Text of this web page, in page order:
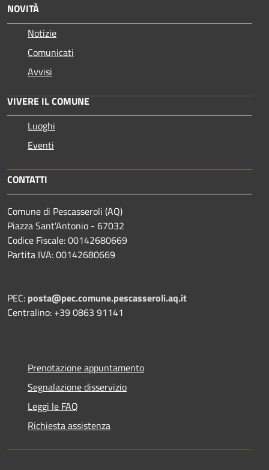
NOVITÀ
Notizie
Comunicati
Avvisi
VIVERE IL COMUNE
Luoghi
Eventi
CONTATTI
Comune di Pescasseroli (AQ)
Piazza Sant'Antonio - 67032
Codice Fiscale: 00142680669
Partita IVA: 00142680669
PEC: posta@pec.comune.pescasseroli.aq.it
Centralino: +39 0863 91141
Prenotazione appuntamento
Segnalazione disservizio
Leggi le FAQ
Richiesta assistenza